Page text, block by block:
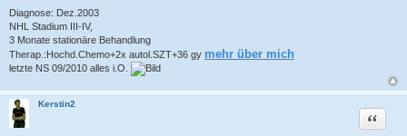
Diagnose: Dez.2003
NHL Stadium III-IV,
3 Monate stationäre Behandlung
Therap.:Hochd.Chemo+2x autol.SZT+36 gy mehr über mich
letzte NS 09/2010 alles i.O.
Kerstin2
Zitat